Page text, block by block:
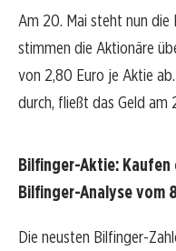
Am 20. Mai steht nun
stimmen die Aktionäre
von 2,80 Euro je Aktie
durch, fließt das Geld am
Bilfinger-Aktie:
Bilfinger-Analyse vom
Die neusten Bilfinger-